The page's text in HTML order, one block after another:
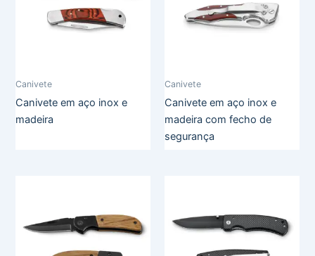
Canivete
Canivete em aço inox e
madeira
Canivete
Canivete em aço inox e
madeira com fecho de
segurança